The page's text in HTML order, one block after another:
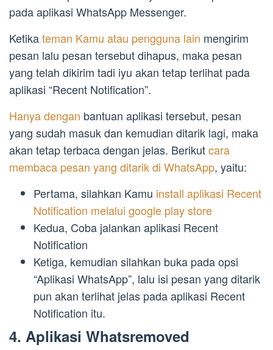
pada aplikasi WhatsApp Messenger.
Ketikateman Kamu atau pengguna lain mengirim
pesan lalu pesan tersebut dihapus, maka pesan
yang telah dikirim tadi iyu akan tetap terlihat pada
aplikasi “Recent Notification”.
Hanya dengan bantuan aplikasi tersebut, pesan
yang sudah masuk dan kemudian ditarik lagi, maka
akan tetap terbaca dengan jelas. Berikutcara
membaca pesan yang ditarik di WhatsApp, yaitu:
Pertama, silahkan Kamu install aplikasi Recent
Notification melalui google play store
Kedua, Coba jalankan aplikasi Recent
Notification
Ketiga, kemudian silahkan buka pada opsi
“Aplikasi WhatsApp”, lalu isi pesan yang ditarik
pun akan terlihat jelas pada aplikasi Recent
Notification itu.
4. Aplikasi Whatsremoved